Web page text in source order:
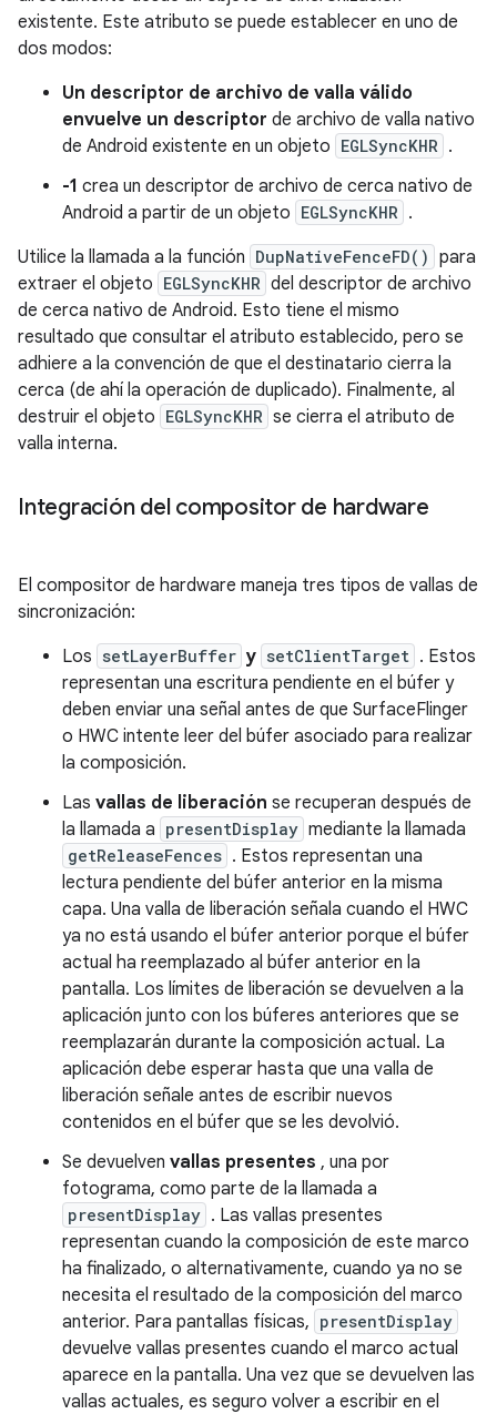
existente. Este atributo se puede establecer en uno de
dos modos:
Un descriptor de archivo de valla válido
envuelve un descriptor de archivo de valla nativo
de Android existente en un objeto EGLSyncKHR .
-1 crea un descriptor de archivo de cerca nativo de
Android a partir de un objeto EGLSyncKHR .
Utilice la llamada a la función DupNativeFenceFD() para
extraer el objeto EGLSyncKHR del descriptor de archivo
de cerca nativo de Android. Esto tiene el mismo
resultado que consultar el atributo establecido, pero se
adhiere a la convención de que el destinatario cierra la
cerca (de ahí la operación de duplicado). Finalmente, al
destruir el objeto EGLSyncKHR se cierra el atributo de
valla interna.
Integración del compositor de hardware
El compositor de hardware maneja tres tipos de vallas de
sincronización:
Los setLayerBuffer y setClientTarget . Estos
representan una escritura pendiente en el búfer y
deben enviar una señal antes de que SurfaceFlinger
o HWC intente leer del búfer asociado para realizar
la composición.
Las vallas de liberación se recuperan después de
la llamada a presentDisplay mediante la llamada
getReleaseFences . Estos representan una
lectura pendiente del búfer anterior en la misma
capa. Una valla de liberación señala cuando el HWC
ya no está usando el búfer anterior porque el búfer
actual ha reemplazado al búfer anterior en la
pantalla. Los límites de liberación se devuelven a la
aplicación junto con los búferes anteriores que se
reemplazarán durante la composición actual. La
aplicación debe esperar hasta que una valla de
liberación señale antes de escribir nuevos
contenidos en el búfer que se les devolvió.
Se devuelven vallas presentes , una por
fotograma, como parte de la llamada a
presentDisplay . Las vallas presentes
representan cuando la composición de este marco
ha finalizado, o alternativamente, cuando ya no se
necesita el resultado de la composición del marco
anterior. Para pantallas físicas, presentDisplay
devuelve vallas presentes cuando el marco actual
aparece en la pantalla. Una vez que se devuelven las
vallas actuales, es seguro volver a escribir en el